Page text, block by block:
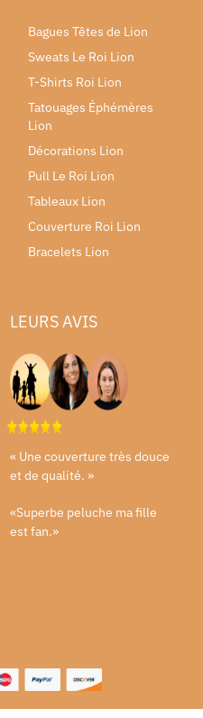
Bagues Têtes de Lion
Sweats Le Roi Lion
T-Shirts Roi Lion
Tatouages Éphémères
Lion
Décorations Lion
Pull Le Roi Lion
Tableaux Lion
Couverture Roi Lion
Bracelets Lion
LEURS AVIS
« Une couverture très douce
et de qualité. »
«Superbe peluche ma fille
est fan.»